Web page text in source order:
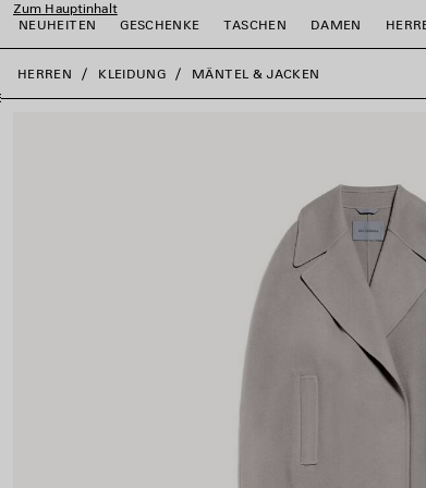
Zum Hauptinhalt
NEUHEITEN
GESCHENKE TASCHEN DAMEN
close the banner
HERREN KLEIDUNG MÄNTEL & JACKEN